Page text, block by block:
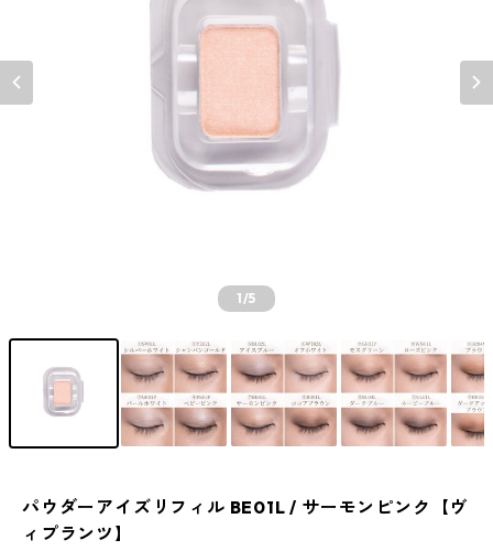
1/5
パウダーアイズリフィル BE01L / サーモンピンク【ヴ
ィプランツ】